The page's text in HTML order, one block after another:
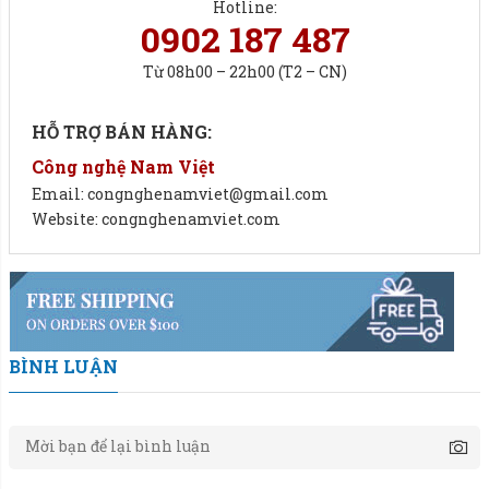
Cân đóng bao hạt 2 phễu NV02: Hiệu suất đóng bao bì tối
Hotline:
0902 187 487
Từ 08h00 – 22h00 (T2 – CN)
HỖ TRỢ BÁN HÀNG:
Công nghệ Nam Việt
Email: congnghenamviet@gmail.com
Website: congnghenamviet.com
BÌNH LUẬN